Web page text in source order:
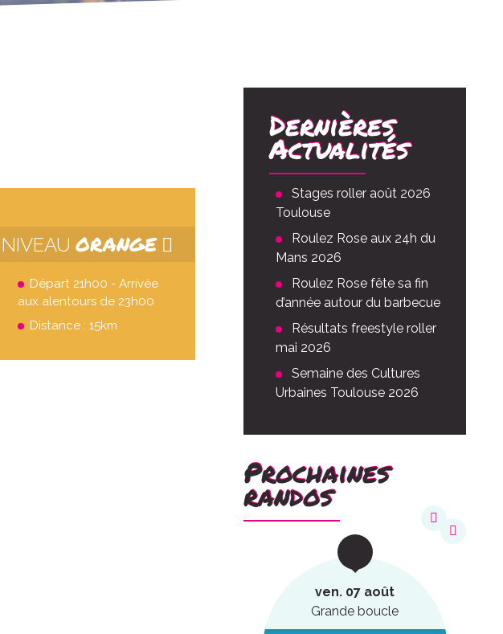
NIVEAU ORANGE
Départ 21h00 - Arrivée
aux alentours de 23h00
Distance : 15km
Dernières
Actualités
Stages roller août 2026
Toulouse
Roulez Rose aux 24h du
Mans 2026
Roulez Rose fête sa fin
d’année autour du barbecue
Résultats freestyle roller
mai 2026
Semaine des Cultures
Urbaines Toulouse 2026
Prochaines
randos
ven. 07 août
Grande boucle